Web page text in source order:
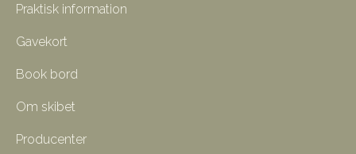
Praktisk information
Gavekort
Book bord
Om skibet
Producenter